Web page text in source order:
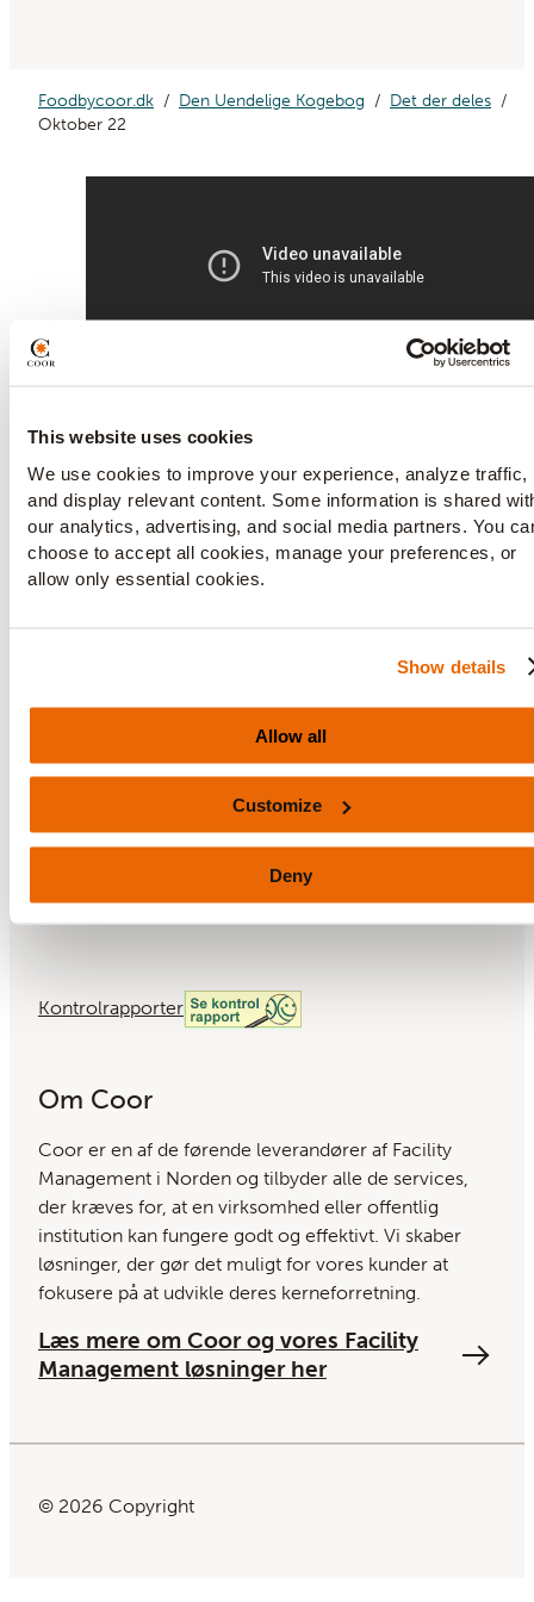
This website uses cookies
We use cookies to improve your experience, analyze traffic,
and display relevant content. Some information is shared
our analytics, advertising, and social media partners. You
choose to accept all cookies, manage your preferences, or
allow only essential cookies.
Show details
Allow all
Customize
Deny
Foodbycoor.dk Den Uendelige Kogebog
Det der deles
Oktober 22
Kontakt
Privatlivspolitik (GDPR)
Food by Coor privatlivspolitik
Kontrolrapporter
Om Coor
Coor er en af ​​de førende leverandører af Facility
Management i Norden og tilbyder alle de services,
der kræves for, at en virksomhed eller offentlig
institution kan fungere godt og effektivt. Vi skaber
løsninger, der gør det muligt for vores kunder at
fokusere på at udvikle deres kerneforretning.
Læs mere om Coor og vores Facility
Management løsninger her
© 2026 Copyright